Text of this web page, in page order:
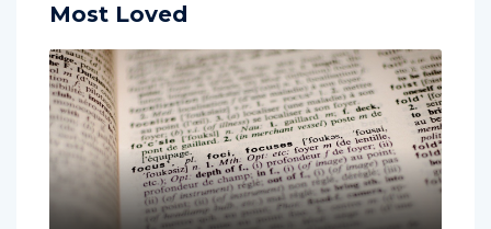
Most Loved